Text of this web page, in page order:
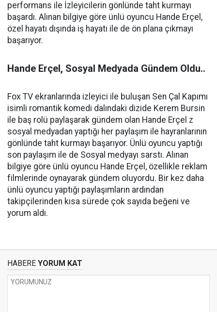
performans ile İzleyicilerin gönlünde taht kurmayı
başardı. Alınan bilgiye göre ünlü oyuncu Hande Erçel,
özel hayatı dışında iş hayatı ile de ön plana çıkmayı
başarıyor.
Hande Erçel, Sosyal Medyada Gündem Oldu..
Fox TV ekranlarında izleyici ile buluşan Sen Çal Kapımı
isimli romantik komedi dalındaki dizide Kerem Bursin
ile baş rolü paylaşarak gündem olan Hande Erçel z
sosyal medyadan yaptığı her paylaşım ile hayranlarının
gönlünde taht kurmayı başarıyor. Ünlü oyuncu yaptığı
son paylaşım ile de Sosyal medyayı sarstı. Alınan
bilgiye göre ünlü oyuncu Hande Erçel, özellikle reklam
filmlerinde oynayarak gündem oluyordu. Bir kez daha
ünlü oyuncu yaptığı paylaşımların ardından
takipçilerinden kısa sürede çok sayıda beğeni ve
yorum aldı.
HABERE YORUM KAT